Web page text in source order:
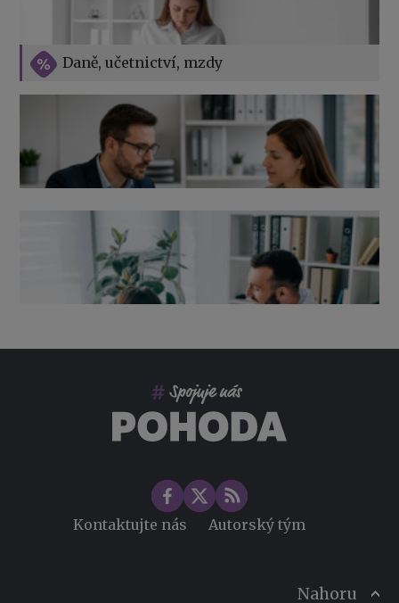
Daně, učetnictví, mzdy
Vše o překážkách v práci na straně zaměstnavatele
Výpověď ze zdravotních důvodů 2026 – průvodce pro
zaměstnavatele
Kontaktujte nás Autorský tým
Nahoru